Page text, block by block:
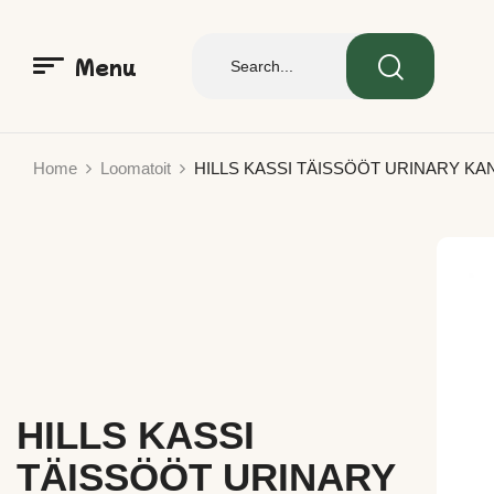
Menu
Home Loomatoit HILLS KASSI TÄISSÖÖT URINARY
HILLS KASSI
TÄISSÖÖT URINARY